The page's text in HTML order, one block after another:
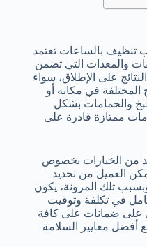
تنظيف بالساعات تعتمد
والمعدات التي تضمن
على الإطلاق، سواء
في مكانه أو
والحمامات بشكل
ممتازة قادرة على
من الخيارات بخصوص
العميل من تحديد
تلك المرونة، يكون
في تكلفة وتوقيت
على ضمانات على كافة
أفضل معايير السلامة